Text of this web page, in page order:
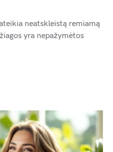
neatskleistą remiamą
yra nepažymėtos